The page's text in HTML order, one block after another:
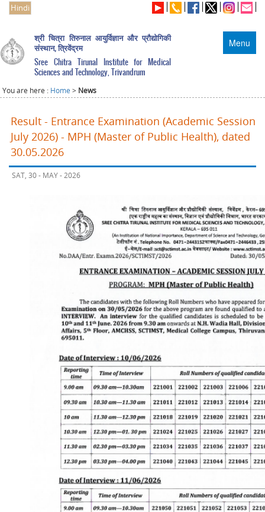
Hindi
Menu
श्री चित्रा तिरुनाल आयुर्विज्ञान और प्रौद्योगिकी
संस्थान, त्रिवेंद्रम
Sree Chitra Tirunal Institute for Medical
Sciences and Technology, Trivandrum
You are here : Home > News
Result - Entrance Examination (Academic Session
July 2026) - MPH (Master of Public Health), dated
30.05.2026
SAT, 30 - MAY - 2026